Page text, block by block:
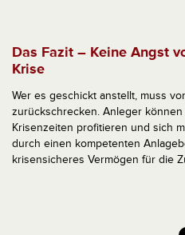
Das Fazit – Keine Angst
Krise
Wer es geschickt anstellt, muss
zurückschrecken. Anleger
Krisenzeiten profitieren und sich
durch einen kompetenten
krisensicheres Vermögen für die